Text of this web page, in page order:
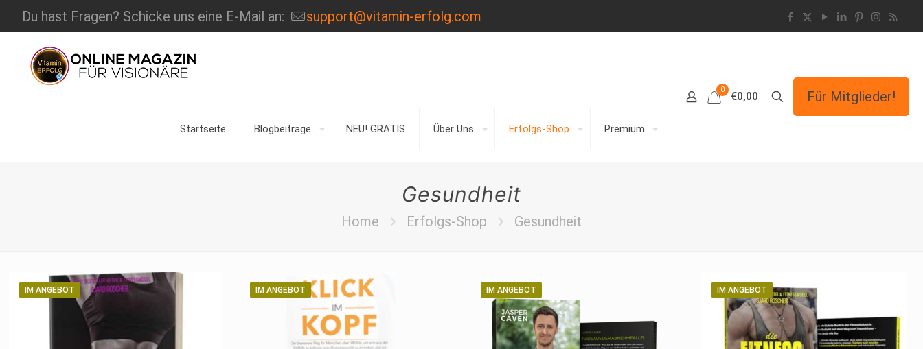
Du hast Fragen? Schicke uns eine E-Mail an: support@vitamin-erfolg.com
Startseite Blogbeiträge NEU! GRATIS Über Uns Erfolgs-Shop Premium
0
€0,00 Für Mitglieder!
Gesundheit
Home Erfolgs-Shop Gesundheit
IM ANGEBOT IM ANGEBOT IM ANGEBOT IM ANGEBOT